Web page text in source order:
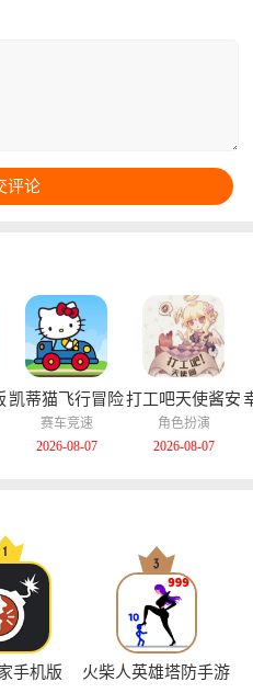
凯蒂猫飞行冒险
中文版
赛车竞速
2026-08-07
打工吧天使酱安
卓版
角色扮演
2026-08-07
手机版 火柴人英雄塔防手游